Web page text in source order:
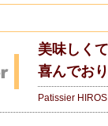
美味しく
喜んでお
Patissier